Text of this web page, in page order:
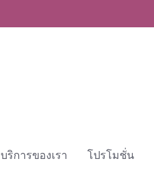
บริการของเรา โปรโมชั่น